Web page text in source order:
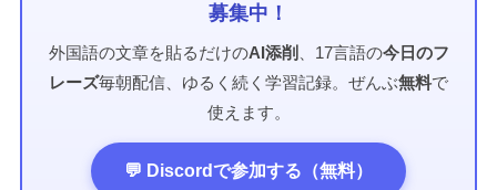
募集中！
外国語の文章を貼るだけのAI添削 、17言語の今日のフ
レーズ毎朝配信、ゆるく続く学習記録。ぜんぶ無料で
使えます。
💬 Discordで参加する（無料）